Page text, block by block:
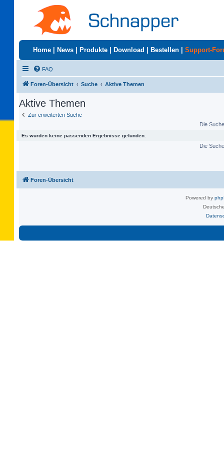
Home News Produkte Download Bestellen Support-
FAQ
Foren-Übersicht Suche Aktive Themen
Aktive Themen
Zur erweiterten Suche
Die
Es wurden keine passenden Ergebnisse gefunden.
Die
Foren-Übersicht
Powered by